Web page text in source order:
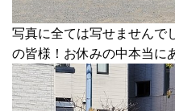
写真に全ては写せませんで
の皆様！お休みの中本当